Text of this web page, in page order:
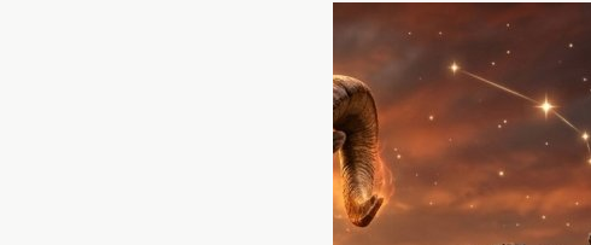
в характере своего мужа черты животных
может вести себя как хитрый лис, ласковый котик
считают, что дата рождения мужчины
"звериный" темперамент.